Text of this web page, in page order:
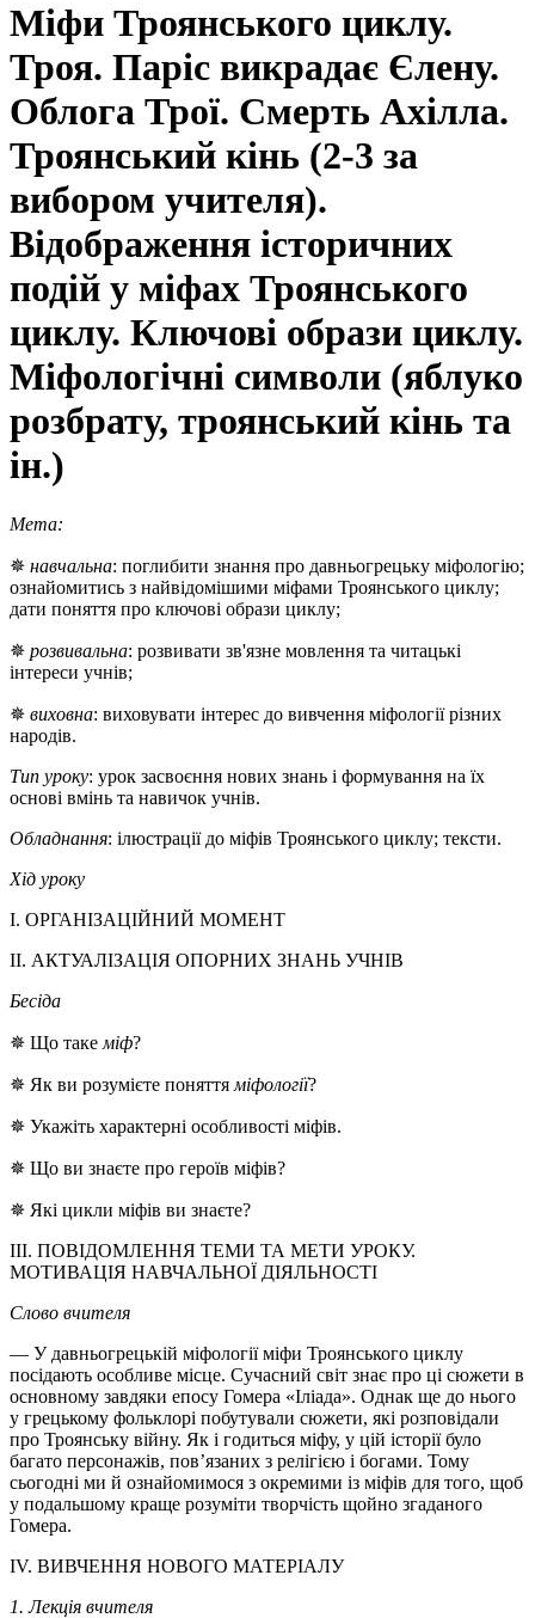
Міфи Троянського циклу.
Троя. Паріс викрадає Єлену.
Облога Трої. Смерть Ахілла.
Троянський кінь (2-3 за
вибором учителя).
Відображення історичних
подій у міфах Троянського
циклу. Ключові образи циклу.
Міфологічні символи (яблуко
розбрату, троянський кінь та
ін.)
Мета:
✵ навчальна: поглибити знання про давньогрецьку міфологію;
ознайомитись з найвідомішими міфами Троянського циклу;
дати поняття про ключові образи циклу;
✵ розвивальна: розвивати зв'язне мовлення та читацькі
інтереси учнів;
✵ виховна: виховувати інтерес до вивчення міфології різних
народів.
Тип уроку: урок засвоєння нових знань і формування на їх
основі вмінь та навичок учнів.
Обладнання: ілюстрації до міфів Троянського циклу; тексти.
Хід уроку
I. ОРГАНІЗАЦІЙНИЙ МОМЕНТ
II. АКТУАЛІЗАЦІЯ ОПОРНИХ ЗНАНЬ УЧНІВ
Бесіда
✵ Що таке міф?
✵ Як ви розумієте поняття міфології?
✵ Укажіть характерні особливості міфів.
✵ Що ви знаєте про героїв міфів?
✵ Які цикли міфів ви знаєте?
III. ПОВІДОМЛЕННЯ ТЕМИ ТА МЕТИ УРОКУ.
МОТИВАЦІЯ НАВЧАЛЬНОЇ ДІЯЛЬНОСТІ
Слово вчителя
— У давньогрецькій міфології міфи Троянського циклу
посідають особливе місце. Сучасний світ знає про ці сюжети в
основному завдяки епосу Гомера «Іліада». Однак ще до нього
у грецькому фольклорі побутували сюжети, які розповідали
про Троянську війну. Як і годиться міфу, у цій історії було
багато персонажів, пов’язаних з релігією і богами. Тому
сьогодні ми й ознайомимося з окремими із міфів для того, щоб
у подальшому краще розуміти творчість щойно згаданого
Гомера.
IV. ВИВЧЕННЯ НОВОГО МАТЕРІАЛУ
1. Лекція вчителя